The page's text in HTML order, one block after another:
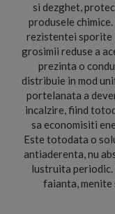
si dezghet,
produsele
rezistentei sporite
grosimii reduse a
prezinta o
distribuie in mod
portelanata a
incalzire, fiind
sa economisiti
Este totodata o
antiaderenta, nu
lustruita periodic.
faianta, menite